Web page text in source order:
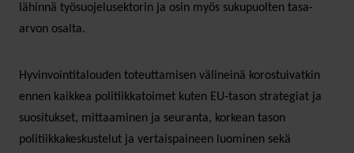
lähinnä työsuojelusektorin ja osin myös sukupuolten tasa-
arvon osalta.
Hyvinvointitalouden toteuttamisen välineinä korostuivatkin
ennen kaikkea politiikkatoimet kuten EU-tason strategiat ja
suositukset, mittaaminen ja seuranta, korkean tason
politiikkakeskustelut ja vertaispaineen luominen sekä